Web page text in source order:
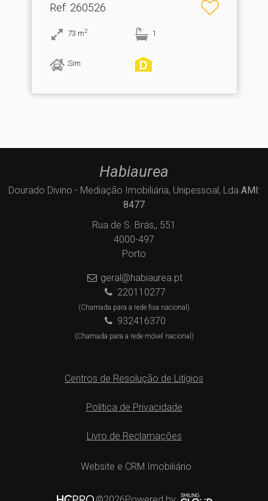
Ref: 260526
73 m2 1
Sim
Habiaurea
Dourado Divino - Mediação Imobiliária, Unipessoal, Lda AMI:
8477
Rua de S. Brás,, 551
4000-497
Porto
geral@habiaurea.pt
220110277
(Chamada para a rede fixa nacional)
932416370
(Chamada para a rede móvel nacional)
Centros de Resolução de Litígios
Política de Privacidade
Livro de Reclamações
Website e CRM Imobiliário